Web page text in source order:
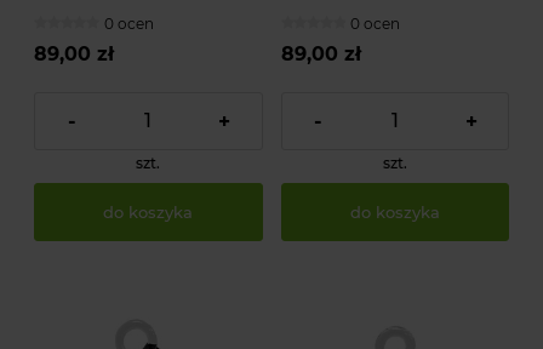
filmu Ja jestem Groot od
MARVEL
0 ocen
89,00 zł
- +
szt.
do koszyka
filmu Królowa Lodu od
DISNEY
0 ocen
89,00 zł
- +
szt.
do koszyka